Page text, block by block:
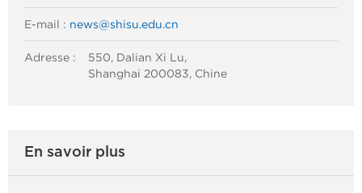
E-mail : news@shisu.edu.cn
Adresse :
550, Dalian Xi Lu,
Shanghai 200083, Chine
En savoir plus